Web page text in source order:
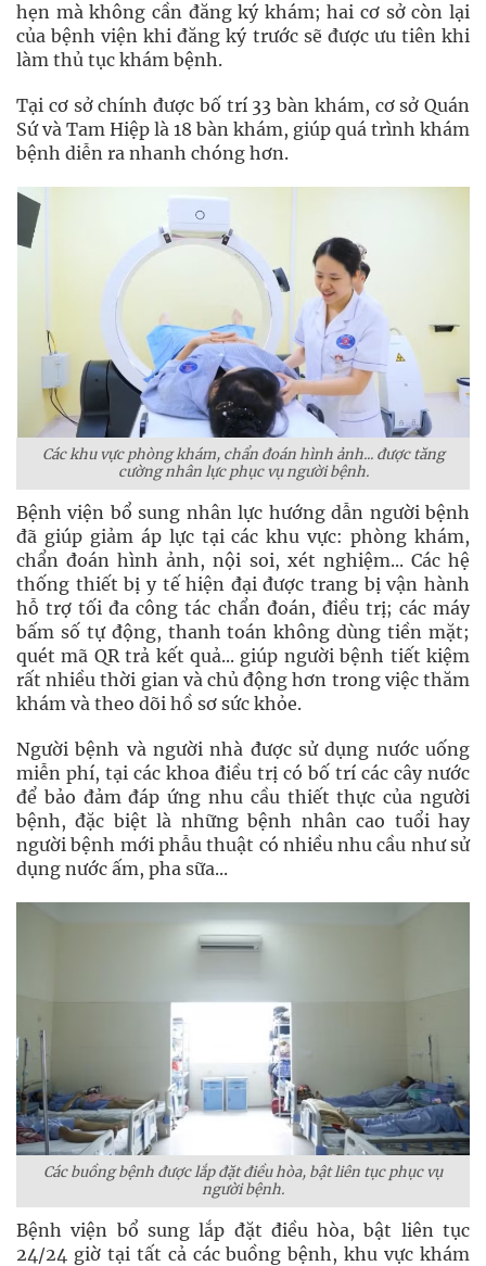
hẹn mà không cần đăng ký khám; hai cơ sở còn lại
của bệnh viện khi đăng ký trước sẽ được ưu tiên khi
làm thủ tục khám bệnh.
Tại cơ sở chính được bố trí 33 bàn khám, cơ sở Quán
Sứ và Tam Hiệp là 18 bàn khám, giúp quá trình khám
bệnh diễn ra nhanh chóng hơn.
Các khu vực phòng khám, chẩn đoán hình ảnh... được tăng
cường nhân lực phục vụ người bệnh.
Bệnh viện bổ sung nhân lực hướng dẫn người bệnh
đã giúp giảm áp lực tại các khu vực: phòng khám,
chẩn đoán hình ảnh, nội soi, xét nghiệm... Các hệ
thống thiết bị y tế hiện đại được trang bị vận hành
hỗ trợ tối đa công tác chẩn đoán, điều trị; các máy
bấm số tự động, thanh toán không dùng tiền mặt;
quét mã QR trả kết quả... giúp người bệnh tiết kiệm
rất nhiều thời gian và chủ động hơn trong việc thăm
khám và theo dõi hồ sơ sức khỏe.
Người bệnh và người nhà được sử dụng nước uống
miễn phí, tại các khoa điều trị có bố trí các cây nước
để bảo đảm đáp ứng nhu cầu thiết thực của người
bệnh, đặc biệt là những bệnh nhân cao tuổi hay
người bệnh mới phẫu thuật có nhiều nhu cầu như sử
dụng nước ấm, pha sữa...
Các buồng bệnh được lắp đặt điều hòa, bật liên tục phục vụ
người bệnh.
Bệnh viện bổ sung lắp đặt điều hòa, bật liên tục
24/24 giờ tại tất cả các buồng bệnh, khu vực khám